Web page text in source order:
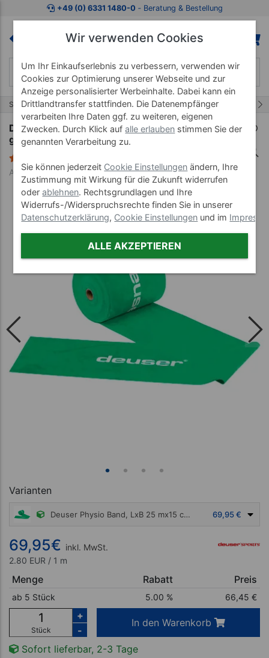
Zum Kaufbereich springen Zur Produktbeschreibung
+49 (0) 6331 1480-0 ‐ Beratung & Bestellung
Start Fitness-Bänder Physio-Band
Deuser Physio Band, LxB 25 mx15 cm, leicht,
grün
Art-Nr. 21131
Varianten
Deuser Physio Band, LxB 25 mx15 cm, leicht, grün 69,95 €
69,95€ inkl. MwSt.
2.80 EUR / 1 m
Menge Rabatt Preis
ab 5 Stück 5.00 % 66,45€
Stück
+
-
In den Warenkorb
Sofort lieferbar, 2-3 Tage
Wir verwenden Cookies
Um Ihr Einkaufserlebnis zu verbessern, verwenden wir
Cookies zur Optimierung unserer Webseite und zur
Anzeige personalisierter Werbeinhalte. Dabei kann ein
Drittlandtransfer stattfinden. Die Datenempfänger
verarbeiten Ihre Daten ggf. zu weiteren, eigenen
Zwecken. Durch Klick aufalle erlauben stimmen Sie der
genannten Verarbeitung zu.
Sie können jederzeit Cookie Einstellungen ändern, Ihre
Zustimmung mit Wirkung für die Zukunft widerrufen
oderablehnen. Rechtsgrundlagen und Ihre
Widerrufs-/Widerspruchsrechte finden Sie in unserer
Datenschutzerklärung, Cookie Einstellungen und im
ALLE AKZEPTIEREN